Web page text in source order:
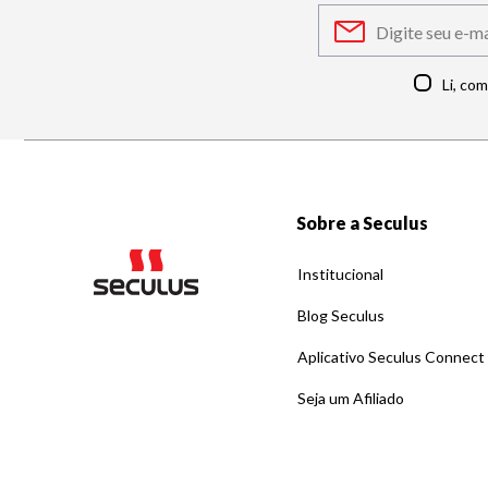
Li,
Sobre a Seculus
Institucional
Blog Seculus
Aplicativo Seculus Connect
Seja um Afiliado